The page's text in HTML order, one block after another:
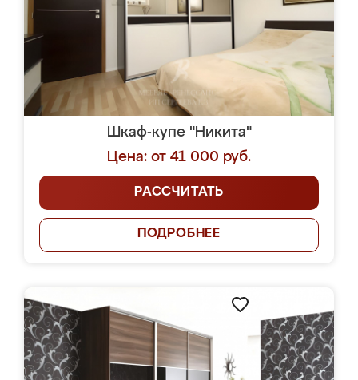
Шкаф-купе "Никита"
Цена: от 41 000 руб.
РАССЧИТАТЬ
ПОДРОБНЕЕ